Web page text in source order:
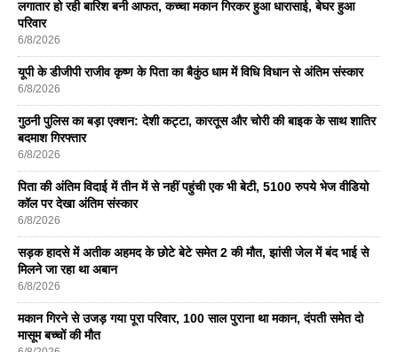
लगातार हो रही बारिश बनी आफत, कच्चा मकान गिरकर हुआ धारासाई, बेघर हुआ
परिवार
6/8/2026
यूपी के डीजीपी राजीव कृष्ण के पिता का बैकुंठ धाम में विधि विधान से अंतिम संस्कार
6/8/2026
गुठनी पुलिस का बड़ा एक्शन: देशी कट्टा, कारतूस और चोरी की बाइक के साथ शातिर
बदमाश गिरफ्तार
6/8/2026
पिता की अंतिम विदाई में तीन में से नहीं पहुंची एक भी बेटी, 5100 रुपये भेज वीडियो
कॉल पर देखा अंतिम संस्कार
6/8/2026
सड़क हादसे में अतीक अहमद के छोटे बेटे समेत 2 की मौत, झांसी जेल में बंद भाई से
मिलने जा रहा था अबान
6/8/2026
मकान गिरने से उजड़ गया पूरा परिवार, 100 साल पुराना था मकान, दंपती समेत दो
मासूम बच्चों की मौत